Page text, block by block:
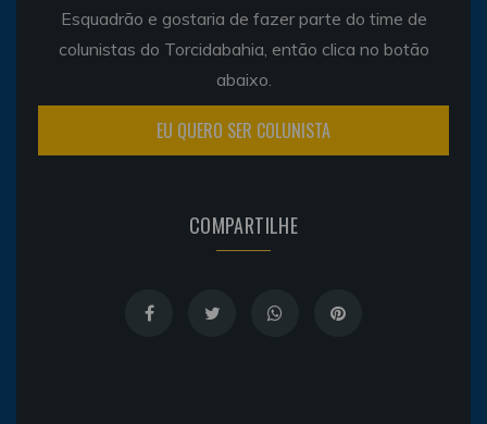
Esquadrão e gostaria de fazer parte do time de
colunistas do Torcidabahia, então clica no botão
abaixo.
EU QUERO SER COLUNISTA
COMPARTILHE